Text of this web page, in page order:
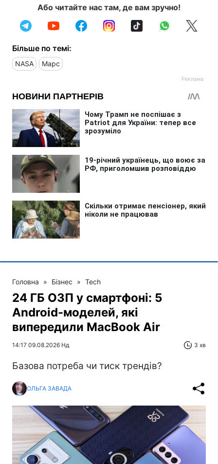
Або читайте нас там, де вам зручно!
Більше по темі:
NASA Марс
Головна » Бізнес » Tech
24 ГБ ОЗП у смартфоні: 5
Android-моделей, які
випередили MacBook Air
14:17 09.08.2026 Нд 3 хв
Базова потреба чи тиск трендів?
ОЛЬГА ЗАВАДА